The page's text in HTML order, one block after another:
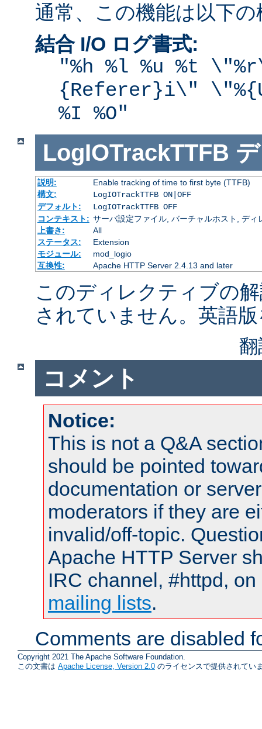
通常、この機能は以下
結合 I/O ログ書式:
"%h %l %u %t
{Referer}i\"
%I %O"
LogIOTrackTTFB
説明:
Enable tracking of time to first byte (TTFB)
構文:
LogIOTrackTTFB ON|OFF
デフォルト:
LogIOTrackTTFB OFF
コンテキスト: サーバ設定ファイル, バーチャルホスト, ディ
上書き:
All
ステータス:
Extension
モジュール:
mod_logio
互換性:
Apache HTTP Server 2.4.13 and later
このディレクティブの
されていません。英語
コメント
Notice:
This is not a Q&A
should be pointed
documentation or
moderators if they are
invalid/off-topic.
Apache HTTP Server
IRC channel, #httpd,
mailing lists.
Comments are disabled
Copyright 2021 The Apache Software Foundation.
この文書は Apache License, Version 2.0 のライセンスで提供されてい